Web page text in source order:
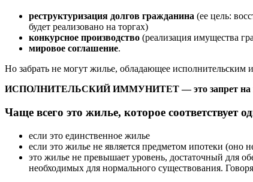
реструктуризация долгов гражданина (ее цель:
будет реализовано на торгах)
конкурсное производство (реализация имущества
мировое соглашение.
Но забрать не могут жилье, обладающее исполнительским
ИСПОЛНИТЕЛЬСКИЙ ИММУНИТЕТ — это запрет на
Чаще всего это жилье, которое соответствует
если это единственное жилье
если это жилье не является предметом ипотеки (оно
это жилье не превышает уровень, достаточный для
необходимых для нормального существования.